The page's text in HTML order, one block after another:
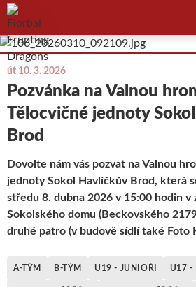
Florbal Erupting Dragons
út 10. 3. 2026
Pozvánka na Valnou
Tělocvičné jednoty
Brod
Dovolte nám vás pozvat na Valnou
jednoty Sokol Havlíčkův Brod, která
středu 8. dubna 2026 v 15:00 hodin v
Sokolského domu (Beckovského
druhé patro (v budově sídlí také Foto
A-TÝM B-TÝM U19 - JUNIOŘI U17 -